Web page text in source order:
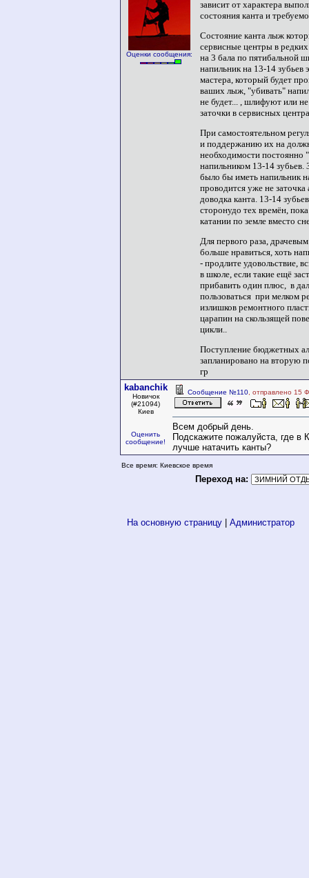
Оценки сообщения:
зависит от характера
состояния канта и
Состояние канта лыж
сервисные центры в
на 3 бала по пятибальной
напильник на 13-14 зубьев
мастера, который будет
ваших лыж, "убивать"
не будет... , шлифуют или
заточки в сервисных
При самостоятельном
и поддержанию их на
необходимости постоянно
напильником 13-14 зубьев.
было бы иметь напильник
проводится уже не заточка
доводка канта. 13-14
сторонудо тех времён,
катании по земле вместо
Для первого раза,
больше нравиться, хоть
- продлите удовольствие,
в школе, если такие ещё
прибавить один плюс, в
пользоваться при мелком
излишков ремонтного
царапин на скользящей
цикли..
Поступление бюджетных
запланировано на вторую
гр
kabanchik
Новичок
(#21094)
Киев
Оценить
сообщение!
Сообщение №110 , отправлено 15
Всем добрый день.
Подскажите пожалуйста, где в
лучше натачить канты?
Все время: Киевское время
Переход на:
На основную страницу Администратор